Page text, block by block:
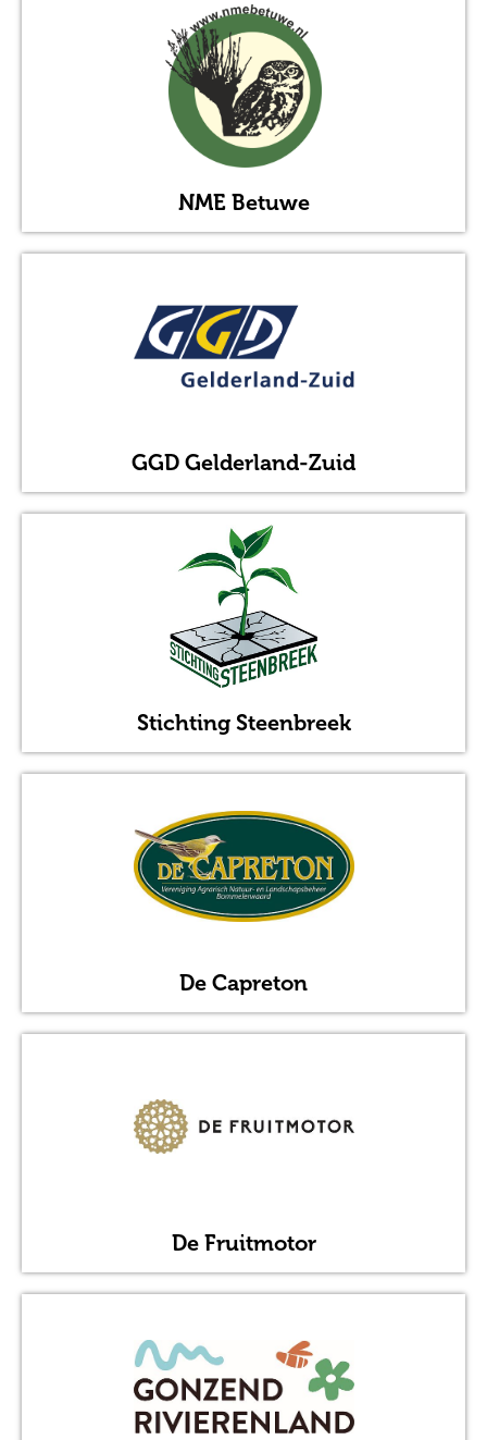
NME Betuwe
GGD Gelderland-Zuid
Stichting Steenbreek
De Capreton
De Fruitmotor